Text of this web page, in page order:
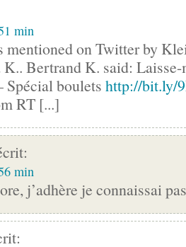
min
mentioned on Twitter by
Bertrand K. said: Laisse-
Spécial boulets http://bit.ly/
RT [...]
min
j’adhère je connaissai